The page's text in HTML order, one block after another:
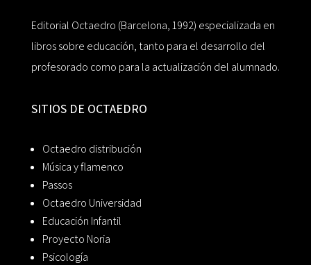
Editorial Octaedro (Barcelona, 1992) especializada en
libros sobre educación, tanto para el desarrollo del
profesorado como para la actualización del alumnado.
SITIOS DE OCTAEDRO
Octaedro distribución
Música y flamenco
Passos
Octaedro Universidad
Educación Infantil
Proyecto Noria
Psicología